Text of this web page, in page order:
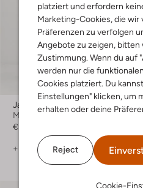
platziert und erfordern
Marketing-Cookies, die wir
Präferenzen zu verfolgen
Angebote zu zeigen, bitten
Zustimmung. Wenn du auf
werden nur die
Cookies platziert. Du
Einstellungen" klicken, um
erhalten oder deine
Reject
Cookie-
Japan Tky
Maxikleid
€ 199,99
+ mehr farben